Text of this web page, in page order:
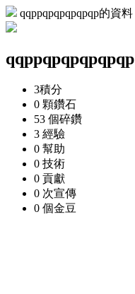
qqppqpqpqpqpqp的資料
qqppqpqpqpqpqp
3積分
0 顆鑽石
53 個碎鑽
3 經驗
0 幫助
0 技術
0 貢獻
0 次宣傳
0 個金豆